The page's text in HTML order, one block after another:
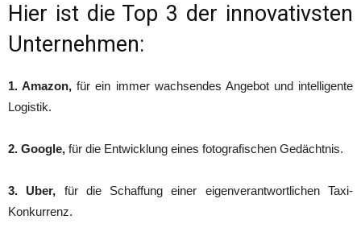
Hier ist die Top 3 der innovativsten
Unternehmen:
1. Amazon,für ein immer wachsendes Angebot und intelligente
Logistik.
2. Google, für die Entwicklung eines fotografischen Gedächtnis.
3. Uber, für die Schaffung einer eigenverantwortlichen Taxi-
Konkurrenz.